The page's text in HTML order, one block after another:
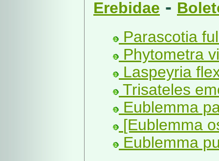
Erebidae -
Parascotia
Phytometra
Laspeyria
Trisateles
Eublemma
[Eublemma
Eublemma